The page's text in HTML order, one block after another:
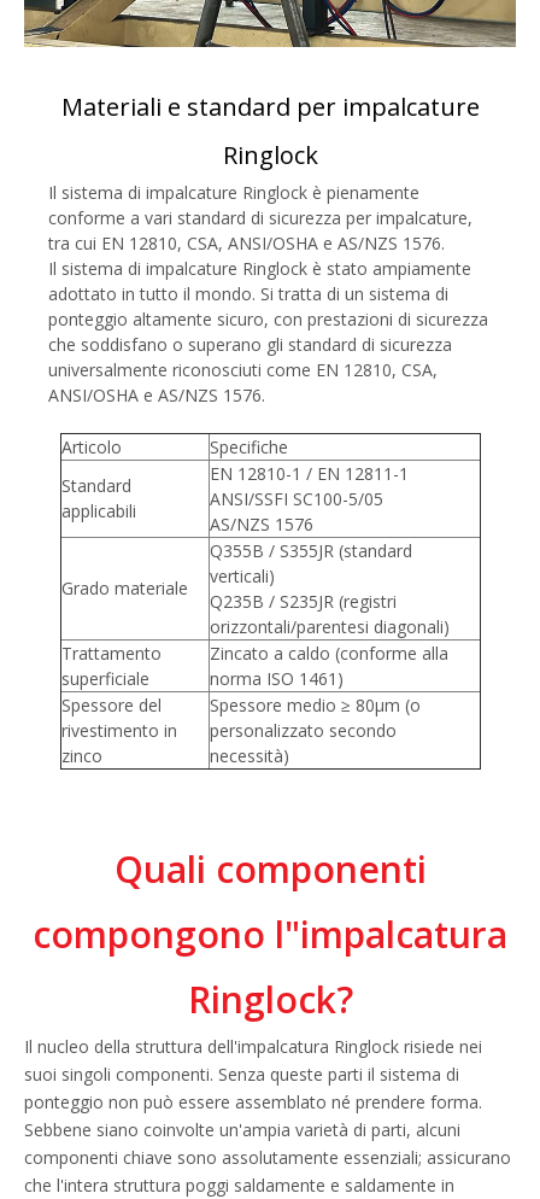
Materiali e standard per impalcature
Ringlock
Il sistema di impalcature Ringlock è pienamente
conforme a vari standard di sicurezza per impalcature,
tra cui EN 12810, CSA, ANSI/OSHA e AS/NZS 1576.
Il sistema di impalcature Ringlock è stato ampiamente
adottato in tutto il mondo. Si tratta di un sistema di
ponteggio altamente sicuro, con prestazioni di sicurezza
che soddisfano o superano gli standard di sicurezza
universalmente riconosciuti come EN 12810, CSA,
ANSI/OSHA e AS/NZS 1576.
Articolo
Specifiche
Standard
applicabili
EN 12810-1 / EN 12811-1
ANSI/SSFI SC100-5/05
AS/NZS 1576
Grado materiale
Q355B / S355JR (standard
verticali)
Q235B / S235JR (registri
orizzontali/parentesi diagonali)
Trattamento
superficiale
Zincato a caldo (conforme alla
norma ISO 1461)
Spessore del
rivestimento in
zinco
Spessore medio ≥ 80μm (o
personalizzato secondo
necessità)
Quali componenti
compongono l"impalcatura
Ringlock?
Il nucleo della struttura dell'impalcatura Ringlock risiede nei
suoi singoli componenti. Senza queste parti il ​​sistema di
ponteggio non può essere assemblato né prendere forma.
Sebbene siano coinvolte un'ampia varietà di parti, alcuni
componenti chiave sono assolutamente essenziali; assicurano
che l'intera struttura poggi saldamente e saldamente in